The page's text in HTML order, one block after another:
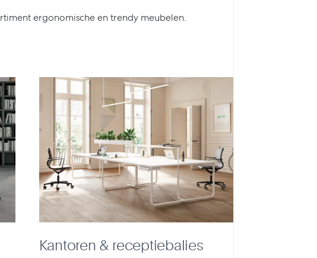
ergonomische en trendy meubelen.
Kantoren & receptiebalies